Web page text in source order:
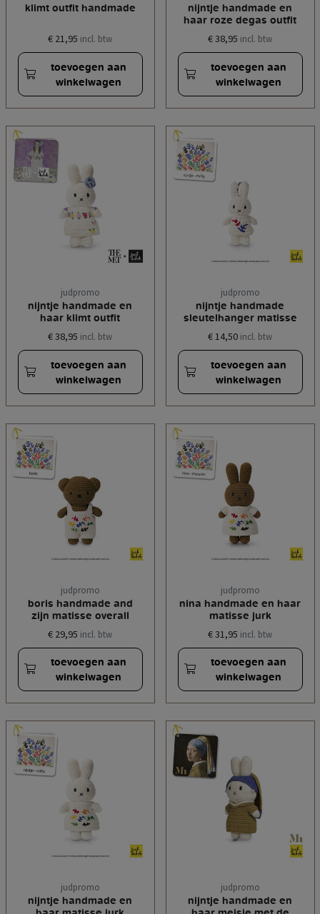
klimt outfit handmade
€ 21,95 incl. btw
toevoegen aan
winkelwagen
nijntje handmade en
haar roze degas outfit
€ 38,95 incl. btw
toevoegen aan
winkelwagen
judpromo
nijntje handmade en
haar klimt outfit
€ 38,95 incl. btw
toevoegen aan
winkelwagen
judpromo
nijntje handmade
sleutelhanger matisse
€ 14,50 incl. btw
toevoegen aan
winkelwagen
judpromo
boris handmade and
zijn matisse overall
€ 29,95 incl. btw
toevoegen aan
winkelwagen
judpromo
nina handmade en haar
matisse jurk
€ 31,95 incl. btw
toevoegen aan
winkelwagen
judpromo
nijntje handmade en
judpromo
nijntje handmade en